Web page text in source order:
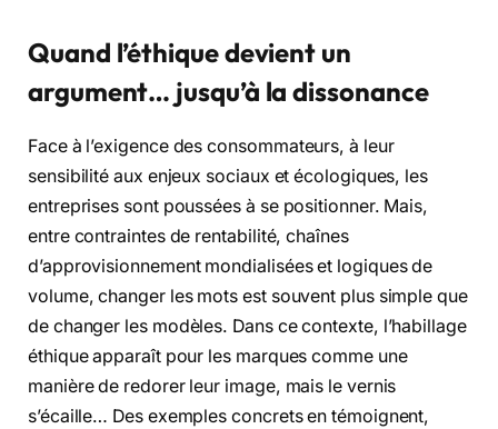
Quand l’éthique devient un
argument… jusqu’à la dissonance
Face à l’exigence des consommateurs, à leur
sensibilité aux enjeux sociaux et écologiques, les
entreprises sont poussées à se positionner. Mais,
entre contraintes de rentabilité, chaînes
d’approvisionnement mondialisées et logiques de
volume, changer les mots est souvent plus simple que
de changer les modèles. Dans ce contexte, l’habillage
éthique apparaît pour les marques comme une
manière de redorer leur image, mais le vernis
s’écaille… Des exemples concrets en témoignent,